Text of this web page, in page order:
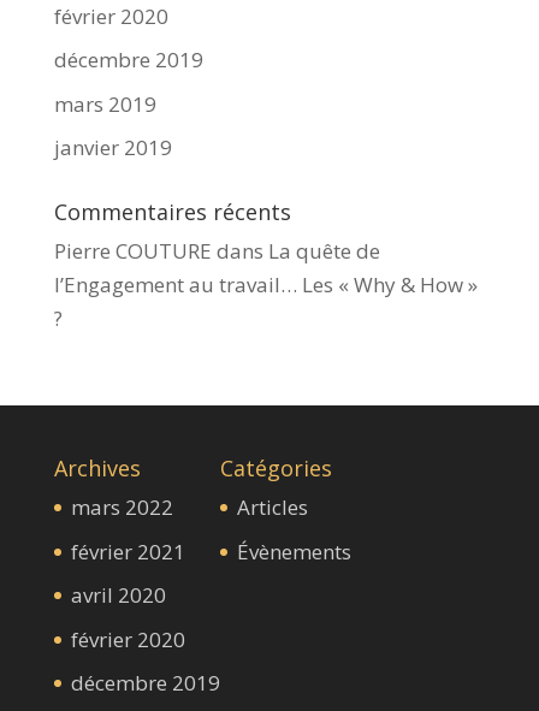
février 2020
décembre 2019
mars 2019
janvier 2019
Commentaires récents
Pierre COUTURE dans La quête de
l’Engagement au travail… Les « Why & How »​
?
Archives
mars 2022
février 2021
avril 2020
février 2020
décembre 2019
Catégories
Articles
Évènements